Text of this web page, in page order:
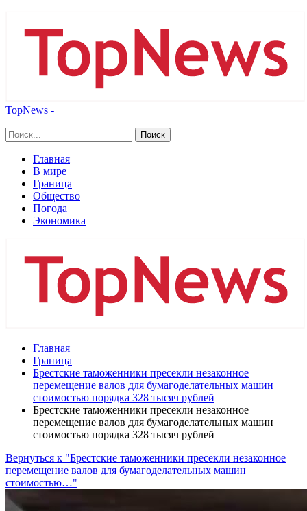
TopNews -
Главная
В мире
Граница
Общество
Погода
Экономика
Главная
Граница
Брестские таможенники пресекли незаконное
перемещение валов для бумагоделательных машин
стоимостью порядка 328 тысяч рублей
Брестские таможенники пресекли незаконное
перемещение валов для бумагоделательных машин
стоимостью порядка 328 тысяч рублей
Вернуться к "Брестские таможенники пресекли незаконное
перемещение валов для бумагоделательных машин
стоимостью…"